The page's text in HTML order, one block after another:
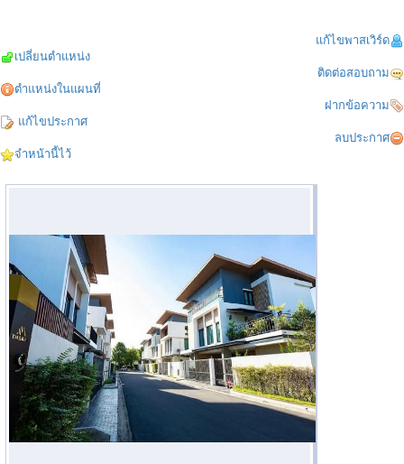
แก้ไขพาสเวิร์ด
เปลี่ยนตำแหน่ง
ติดต่อสอบถาม
ตำแหน่งในแผนที่
ฝากข้อความ
แก้ไขประกาศ
ลบประกาศ
จำหน้านี้ไว้